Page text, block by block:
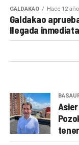
GALDAKAO Hace 12
Galdakao
llegada